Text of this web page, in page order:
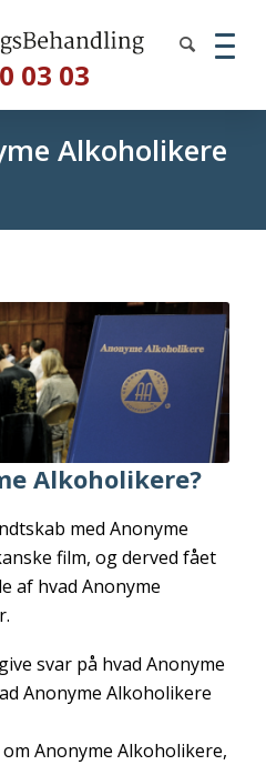
03 03
Alkoholikere
Alkoholikere?
med Anonyme
film, og derved fået
af hvad Anonyme
svar på hvad Anonyme
Anonyme Alkoholikere
Anonyme Alkoholikere,